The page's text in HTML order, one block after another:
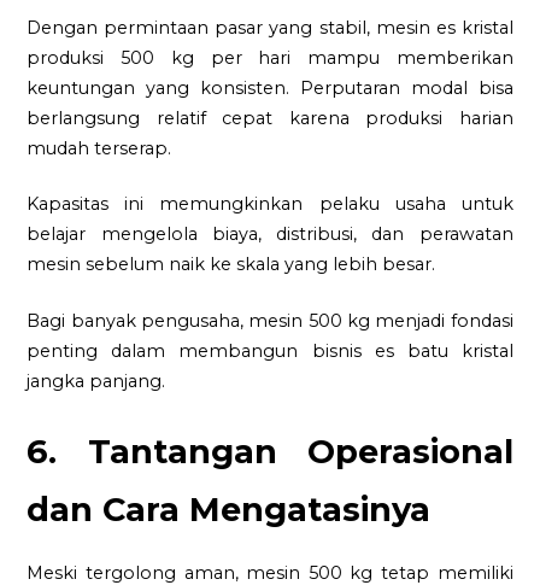
Dengan permintaan pasar yang stabil, mesin es kristal
produksi 500 kg per hari mampu memberikan
keuntungan yang konsisten. Perputaran modal bisa
berlangsung relatif cepat karena produksi harian
mudah terserap.
Kapasitas ini memungkinkan pelaku usaha untuk
belajar mengelola biaya, distribusi, dan perawatan
mesin sebelum naik ke skala yang lebih besar.
Bagi banyak pengusaha, mesin 500 kg menjadi fondasi
penting dalam membangun bisnis es batu kristal
jangka panjang.
6. Tantangan Operasional
dan Cara Mengatasinya
Meski tergolong aman, mesin 500 kg tetap memiliki